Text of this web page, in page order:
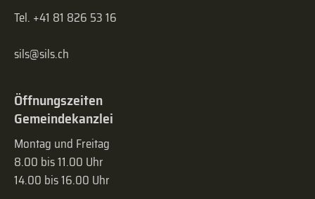
Tel. +41 81 826 53 16
sils@sils.ch
Öffnungszeiten
Gemeindekanzlei
Montag und Freitag
8.00 bis 11.00 Uhr
14.00 bis 16.00 Uhr